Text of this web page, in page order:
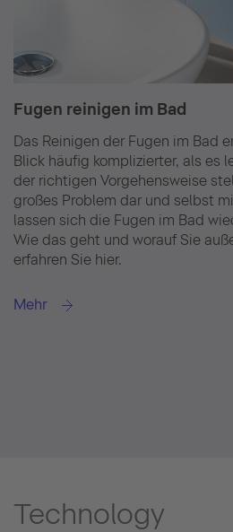
Fugen reinigen im Bad
Das Reinigen der Fugen im Bad
Blick häufig komplizierter, als es
der richtigen Vorgehensweise
großes Problem dar und selbst
lassen sich die Fugen im Bad
Wie das geht und worauf Sie
erfahren Sie hier.
Mehr
Technology